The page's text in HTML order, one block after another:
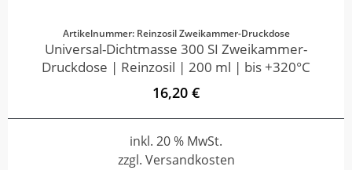
Artikelnummer: Reinzosil Zweikammer-Druckdose
Universal-Dichtmasse 300 SI Zweikammer-
Druckdose | Reinzosil | 200 ml | bis +320°C
16,20 €
inkl. 20 % MwSt.
zzgl. Versandkosten